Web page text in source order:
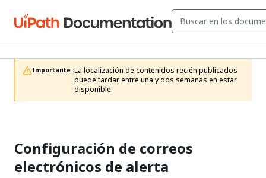
Importante :La localización de contenidos recién publicados
puede tardar entre una y dos semanas en estar
disponible.
Configuración de correos
electrónicos de alerta